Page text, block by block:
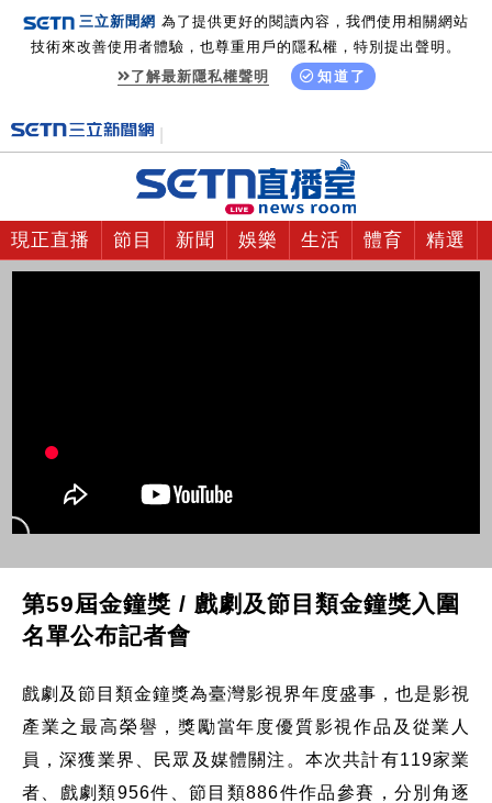
三立新聞網 為了提供更好的閱讀內容，我們使用相關網站
技術來改善使用者體驗，也尊重用戶的隱私權，特別提出聲明。
了解最新隱私權聲明
知道了
現正直播 節目 新聞 娛樂 生活 體育 精選
第59屆金鐘獎 / 戲劇及節目類金鐘獎入圍
名單公布記者會
戲劇及節目類金鐘獎為臺灣影視界年度盛事，也是影視
產業之最高榮譽，獎勵當年度優質影視作品及從業人
員，深獲業界、民眾及媒體關注。本次共計有119家業
者、戲劇類956件、節目類886件作品參賽，分別角逐